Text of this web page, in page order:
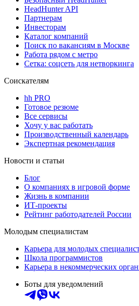
HeadHunter API
Партнерам
Инвесторам
Каталог компаний
Поиск по вакансиям в Москве
Работа рядом с метро
Сетка: соцсеть для нетворкинга
Соискателям
hh PRO
Готовое резюме
Все сервисы
Хочу у вас работать
Производственный календарь
Экспертная рекомендация
Новости и статьи
Блог
О компаниях в игровой форме
Жизнь в компании
ИТ-проекты
Рейтинг работодателей России
Молодым специалистам
Карьера для молодых
Школа программистов
Карьера в некоммерческих
Боты для уведомлений